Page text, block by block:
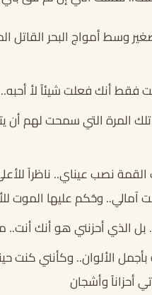
وسط أمواج البحر القاتل
أنك فعلت شيئاً لأ أحبه..
المرة التي سمحت لهم أن
نصب عيناي.. ناظراً
وحُكم عليها الموت
بل الذي أحزنني هو أنك أنت..
الألوان.. وكأنني كنت
أحزاناً وأشجان